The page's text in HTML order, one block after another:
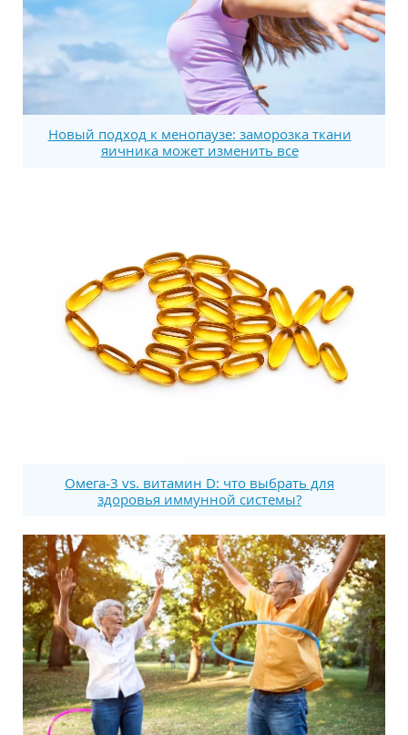
Новый подход к менопаузе: заморозка ткани
яичника может изменить все
Омега-3 vs. витамин D: что выбрать для
здоровья иммунной системы?